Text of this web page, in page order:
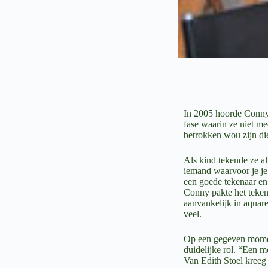
In 2005 hoorde
fase waarin ze niet
betrokken wou zijn
Als kind tekende ze
iemand waarvoor je
een goede tekenaar
Conny pakte het
aanvankelijk in
veel.
Op een gegeven
duidelijke rol. “Een
Van Edith Stoel